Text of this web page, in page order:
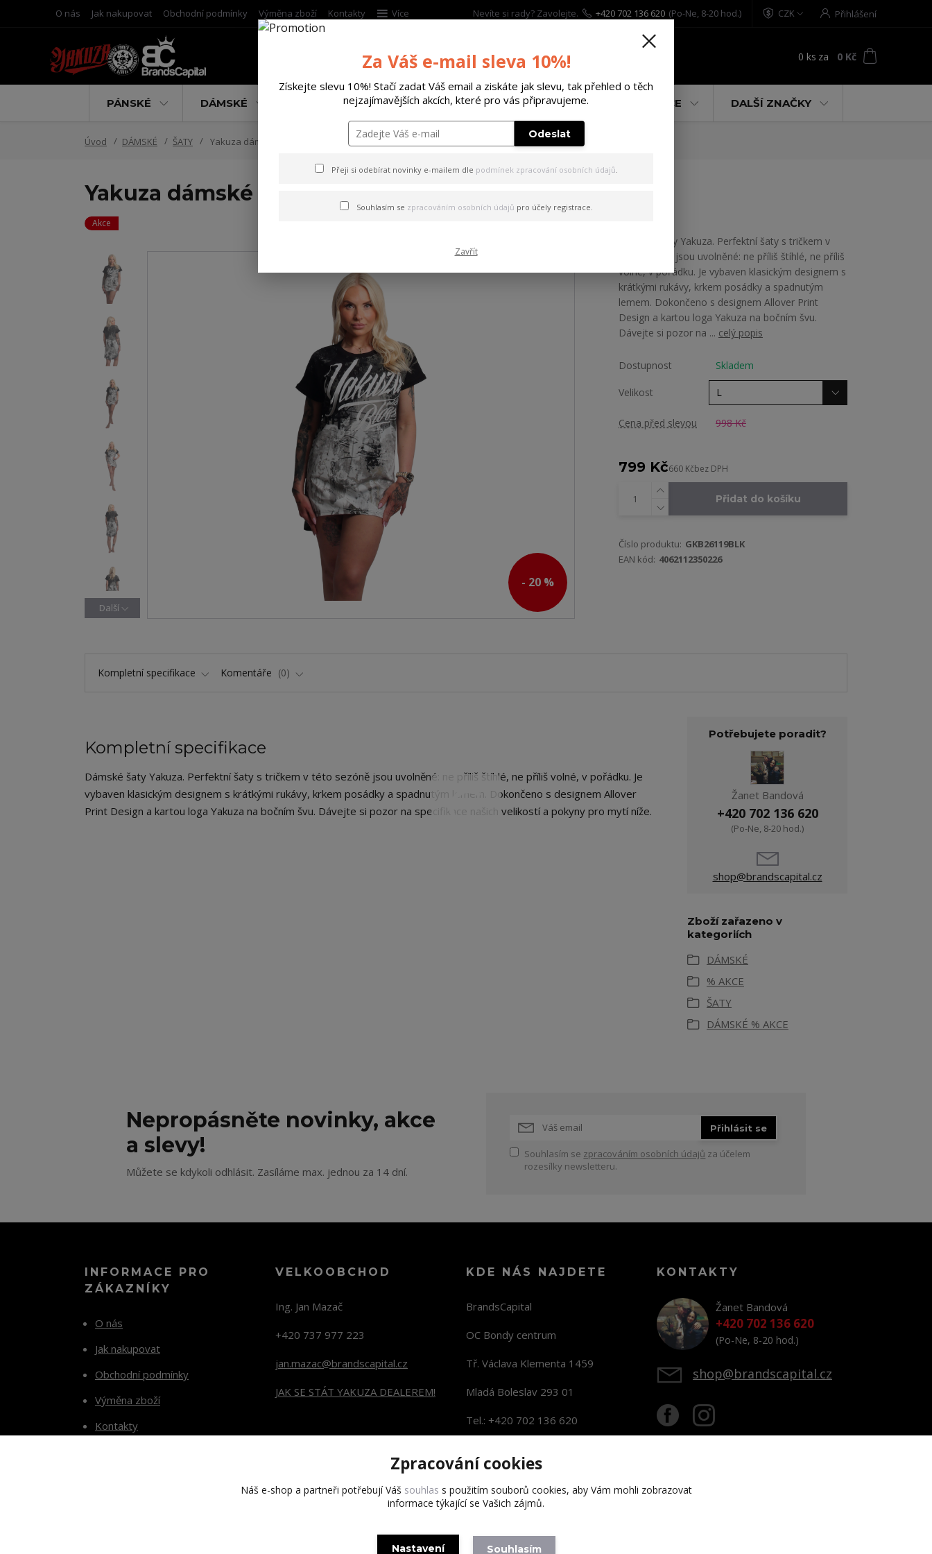
O nás Jak nakupovat Obchodní podmínky Výměna zboží Kontakty Více CZK Přihlášení
Nevíte si rady? Zavolejte. +420 702 136 620 (Po-Ne, 8-20 hod.)
0 ks za 0 Kč
PÁNSKÉ DÁMSKÉ DOPLŇKY DÁRKOVÉ POUKAZY % AKCE DALŠÍ ZNAČKY
Úvod DÁMSKÉ ŠATY Yakuza dámské šaty Inked Urban T-Shirt Dress black L
Yakuza dámské šaty Inked Urban T-Shirt Dress black L
Akce
- 20 %
Další
Dámské šaty Yakuza. Perfektní šaty s tričkem v
této sezóně jsou uvolněné: ne příliš štíhlé, ne příliš
volné, v pořádku. Je vybaven klasickým designem s
krátkými rukávy, krkem posádky a spadnutým
lemem. Dokončeno s designem Allover Print
Design a kartou loga Yakuza na bočním švu.
Dávejte si pozor na ... celý popis
Dostupnost Skladem
Velikost
Cena před slevou 998 Kč
799 Kč660 Kčbez DPH
Přidat do košíku
Číslo produktu: GKB26119BLK
EAN kód: 4062112350226
Kompletní specifikace Komentáře 0
Kompletní specifikace
Dámské šaty Yakuza. Perfektní šaty s tričkem v této sezóně jsou uvolněné: ne příliš štíhlé, ne příliš volné, v pořádku. Je
vybaven klasickým designem s krátkými rukávy, krkem posádky a spadnutým lemem. Dokončeno s designem Allover
Print Design a kartou loga Yakuza na bočním švu. Dávejte si pozor na specifikace našich velikostí a pokyny pro mytí níže.
Potřebujete poradit?
Žanet Bandová
+420 702 136 620
(Po-Ne, 8-20 hod.)
shop@brandscapital.cz
Zboží zařazeno v
kategoriích
DÁMSKÉ
% AKCE
ŠATY
DÁMSKÉ % AKCE
Nepropásněte novinky, akce
a slevy!
Můžete se kdykoli odhlásit. Zasíláme max. jednou za 14 dní.
Přihlásit se
Souhlasím se zpracováním osobních údajů za účelem
rozesílky newsletteru.
INFORMACE PRO
ZÁKAZNÍKY
O nás
Jak nakupovat
Obchodní podmínky
Výměna zboží
Kontakty
VELKOOBCHOD
Ing. Jan Mazač
+420 737 977 223
jan.mazac@brandscapital.cz
JAK SE STÁT YAKUZA DEALEREM!
KDE NÁS NAJDETE
BrandsCapital
OC Bondy centrum
Tř. Václava Klementa 1459
Mladá Boleslav 293 01
Tel.: +420 702 136 620
KONTAKTY
Žanet Bandová
+420 702 136 620
(Po-Ne, 8-20 hod.)
shop@brandscapital.cz
Copyright 2020 BrandsCapital s.r.o.
Za Váš e-mail sleva 10%!
Získejte slevu 10%! Stačí zadat Váš email a ziskáte jak slevu, tak přehled o těch
nejzajímavějších akcích, které pro vás připravujeme.
Odeslat
Přeji si odebírat novinky e-mailem dle podmínek zpracování osobních údajů.
Souhlasím se zpracováním osobních údajů pro účely registrace.
Zavřít
Zpracování cookies
Náš e-shop a partneři potřebují Váš souhlas s použitím souborů cookies, aby Vám mohli zobrazovat
informace týkající se Vašich zájmů.
Nastavení Souhlasím